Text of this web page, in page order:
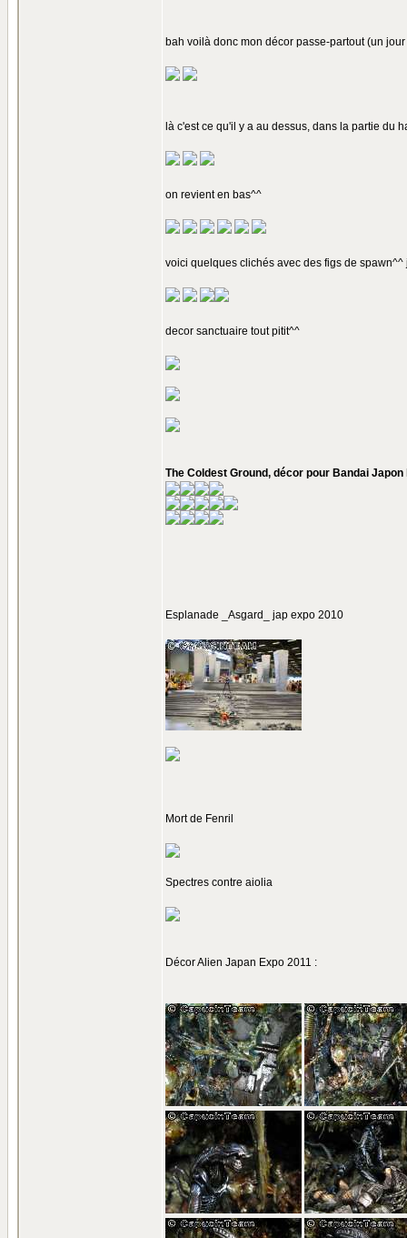
bah voilà donc mon décor passe-partout (un
là c'est ce qu'il y a au dessus, dans la partie du
on revient en bas^^
voici quelques clichés avec des figs de spawn^^
decor sanctuaire tout pitit^^
The Coldest Ground, décor pour Bandai
Esplanade _Asgard_ jap expo 2010
Mort de Fenril
Spectres contre aiolia
Décor Alien Japan Expo 2011 :